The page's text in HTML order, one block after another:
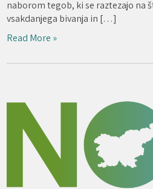
naborom tegob, ki se raztezajo na
vsakdanjega bivanja in […]
Read More »